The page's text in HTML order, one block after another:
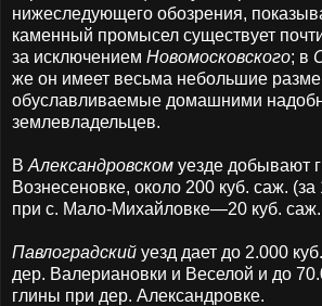
нижеследующего обозрения,
каменный промысел существует
за исключением Новомосковского; в
же он имеет весьма небольшие
обуславливаемые домашними
землевладельцев.
В Александровском уезде добывают
Вознесеновке, около 200 куб. саж. (за
при с. Мало-Михайловке—20 куб. саж.
Павлоградский уезд дает до 2.000
дер. Валериановки и Веселой и до
глины при дер. Александровке.